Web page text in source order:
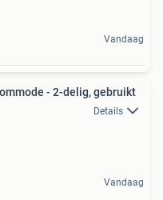
Vandaag
- 2-delig, gebruikt
Details
Vandaag